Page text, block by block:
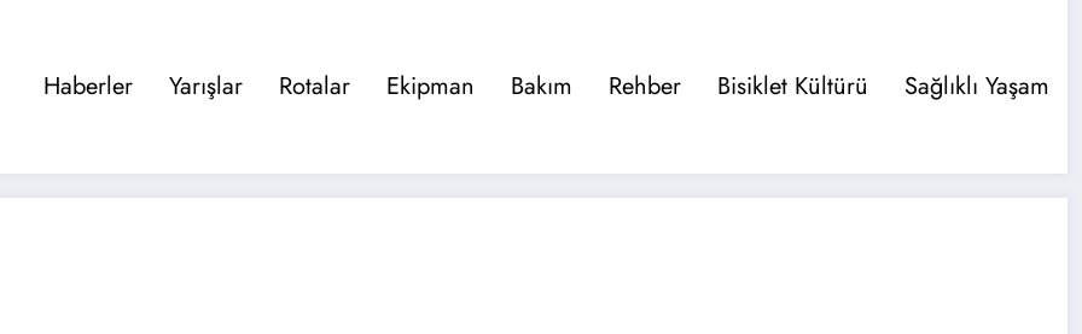
Haberler Yarışlar Rotalar Ekipman Bakım Rehber Bisiklet Kültürü Sağlıklı Yaşam